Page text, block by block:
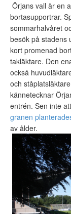
Örjans vall är en
bortasupportrar.
sommarhalvåret
besök på stadens
kort promenad
takläktare. Den
också
och
kännetecknar
entrén. Sen inte
granen
av ålder.